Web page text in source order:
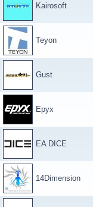
Kairosoft
Teyon
Gust
Epyx
EA DICE
14Dimension